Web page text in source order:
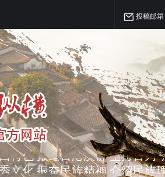
投稿邮箱
文化 振奋民族精神 介绍民族